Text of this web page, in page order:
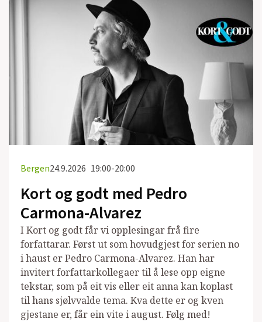
Bergen24.9.2026 19:00-20:00
Kort og godt med Pedro
Carmona-Alvarez
I Kort og godt får vi opplesingar frå fire
forfattarar. Først ut som hovudgjest for serien no
i haust er Pedro Carmona-Alvarez. Han har
invitert forfattarkollegaer til å lese opp eigne
tekstar, som på eit vis eller eit anna kan koplast
til hans sjølvvalde tema. Kva dette er og kven
gjestane er, får ein vite i august. Følg med!